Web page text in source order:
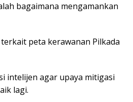
bagaimana mengamankan
peta kerawanan Pilkada
intelijen agar upaya mitigasi
lagi.